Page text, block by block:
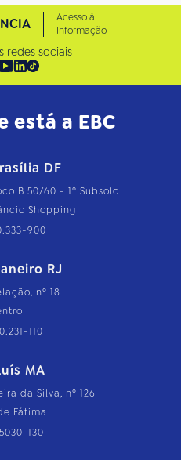
Acesso à
Informação
redes sociais
está a EBC
DF
B 50/60 - 1º Subsolo
Shopping
900
RJ
nº 18
110
MA
da Silva, nº 126
Fátima
130